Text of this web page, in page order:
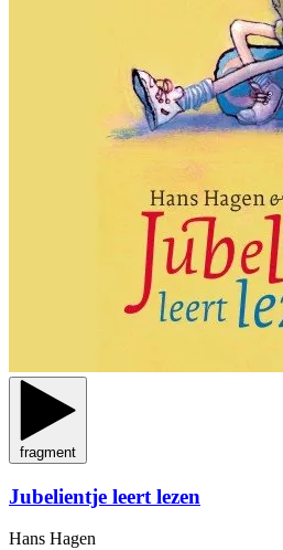
fragment
Jubelientje leert lezen
Hans Hagen